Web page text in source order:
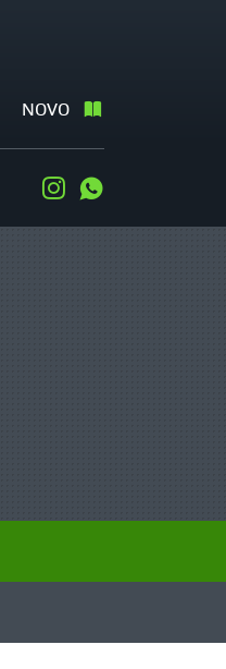
NOVO
Instagram